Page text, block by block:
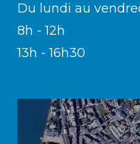
Du lundi au
8h - 12h
13h - 16h30